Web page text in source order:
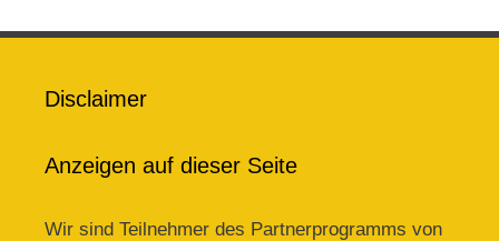
Disclaimer
Anzeigen auf dieser Seite
Wir sind Teilnehmer des Partnerprogramms von